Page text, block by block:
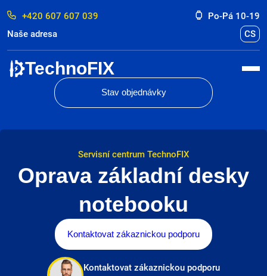
+420 607 607 039
Po-Pá 10-19
Naše adresa
CS
TechnoFIX
Stav objednávky
Servisní centrum TechnoFIX
Oprava základní desky
notebooku
Kontaktovat zákaznickou podporu
Kontaktovat zákaznickou podporu